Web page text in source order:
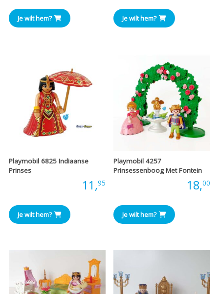
prijs
is:
Je wilt hem? Je wilt hem?
Playmobil 6825 Indiaanse
Prinses
11,95
Je wilt hem?
Playmobil 4257
Prinsessenboog Met Fontein
18,00
Je wilt hem?